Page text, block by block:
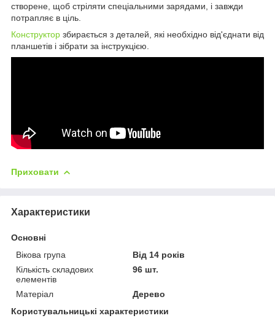
створене, щоб стріляти спеціальними зарядами, і завжди
потрапляє в ціль.
Конструктор збирається з деталей, які необхідно від'єднати від
планшетів і зібрати за інструкцією.
Приховати
Характеристики
Основні
Вікова група
Від 14 років
Кількість складових
елементів
96 шт.
Матеріал
Дерево
Користувальницькі характеристики